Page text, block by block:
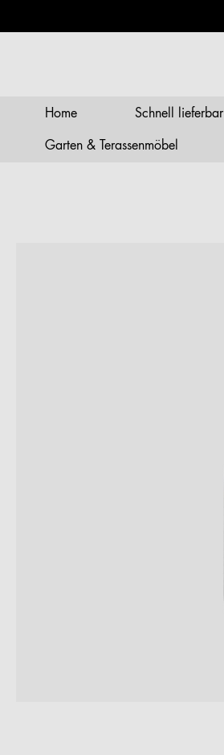
Home Schnell lieferbar
Garten & Terassenmöbel